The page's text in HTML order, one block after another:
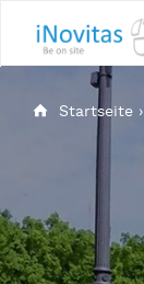
Startseite ›